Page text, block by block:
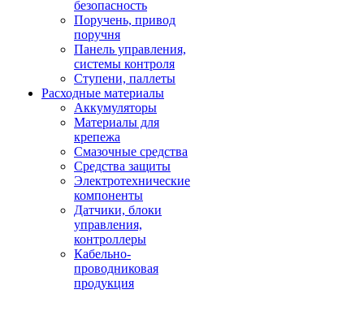
безопасность
Поручень, привод
поручня
Панель управления,
системы контроля
Ступени, паллеты
Расходные материалы
Аккумуляторы
Материалы для
крепежа
Смазочные средства
Средства защиты
Электротехнические
компоненты
Датчики, блоки
управления,
контроллеры
Кабельно-
проводниковая
продукция